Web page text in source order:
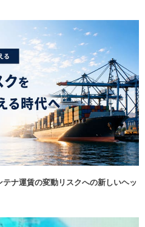
ナ運賃の変動リスクへの新しいヘッ